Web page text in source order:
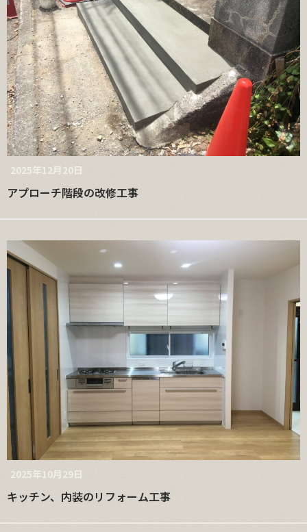
2025年12月20日
アプローチ階段の改修工事
2025年10月29日
キッチン、内装のリフォーム工事